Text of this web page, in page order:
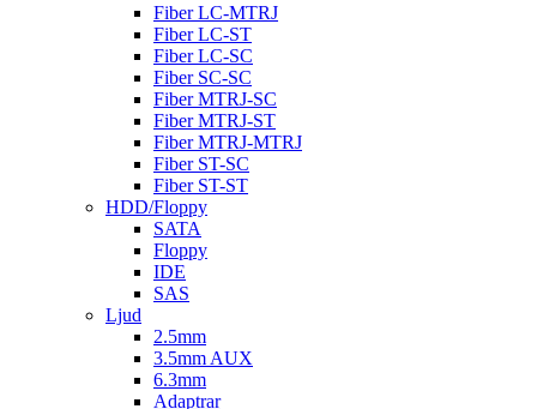
Fiber LC-MTRJ
Fiber LC-ST
Fiber LC-SC
Fiber SC-SC
Fiber MTRJ-SC
Fiber MTRJ-ST
Fiber MTRJ-MTRJ
Fiber ST-SC
Fiber ST-ST
HDD/Floppy
SATA
Floppy
IDE
SAS
Ljud
2.5mm
3.5mm AUX
6.3mm
Adaptrar